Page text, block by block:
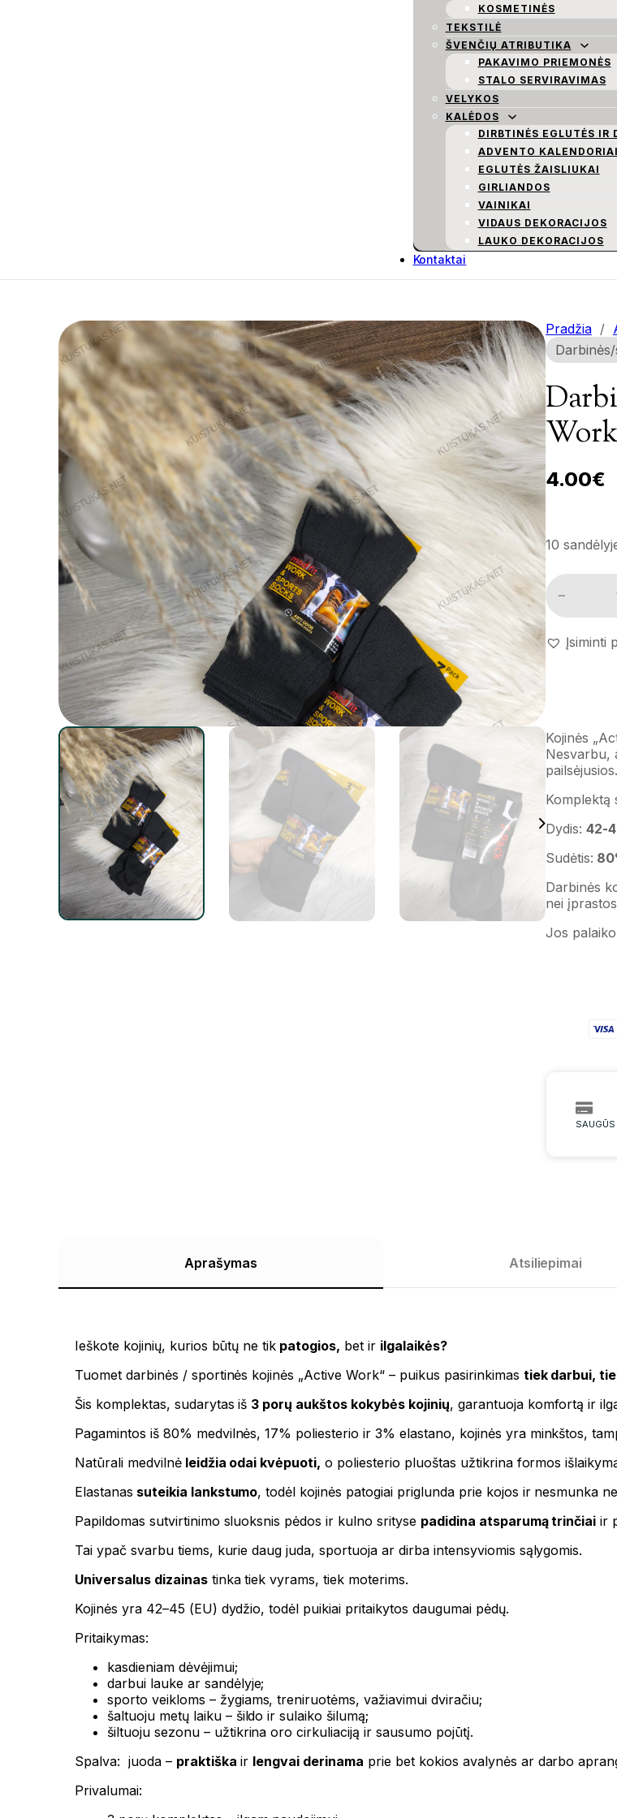
KOSMETINĖS
TEKSTILĖ
ŠVENČIŲ ATRIBUTIKA
PAKAVIMO PRIEMONĖS
STALO SERVIRAVIMAS
VELYKOS
KALĖDOS
DIRBTINĖS EGLUTĖS IR
ADVENTO KALENDORIAI
EGLUTĖS ŽAISLIUKAI
GIRLIANDOS
VAINIKAI
VIDAUS DEKORACIJOS
LAUKO DEKORACIJOS
Kontaktai
Pradžia /
4.00€
10
Darbinės/
Įsiminti
Kojinės
Nesvarbu,
pailsėjusios.
Komplektą
Dydis: 42-
Sudėtis:
Darbinės
nei
Jos
Aprašymas Atsiliepimai
Ieškote kojinių, kurios būtų ne tik patogios, bet ir ilgalaikės?
Tuomet darbinės / sportinės kojinės „Active Work“ – puikus pasirinkimas tiek darbui,
Šis komplektas, sudarytas iš 3 porų aukštos kokybės kojinių, garantuoja komfortą ir
Pagamintos iš 80% medvilnės, 17% poliesterio ir 3% elastano, kojinės yra minkštos,
Natūrali medvilnėleidžia odai kvėpuoti, o poliesterio pluoštas užtikrina formos
Elastanas suteikia lankstumo, todėl kojinės patogiai priglunda prie kojos ir nesmunka
Papildomas sutvirtinimo sluoksnis pėdos ir kulno srityse padidina atsparumą trinčiai ir
Tai ypač svarbu tiems, kurie daug juda, sportuoja ar dirba intensyviomis sąlygomis.
Universalus dizainastinka tiek vyrams, tiek moterims.
Kojinės yra 42–45 (EU) dydžio, todėl puikiai pritaikytos daugumai pėdų.
Pritaikymas:
kasdieniam dėvėjimui;
darbui lauke ar sandėlyje;
sporto veikloms – žygiams, treniruotėms, važiavimui dviračiu;
šaltuoju metų laiku – šildo ir sulaiko šilumą;
šiltuoju sezonu – užtikrina oro cirkuliaciją ir sausumo pojūtį.
Spalva: juoda – praktiška ir lengvai derinama prie bet kokios avalynės ar darbo
Privalumai: